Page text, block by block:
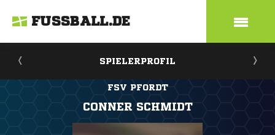
FUSSBALL.DE
SPIELERPROFIL
FSV PFORDT
CONNER SCHMIDT